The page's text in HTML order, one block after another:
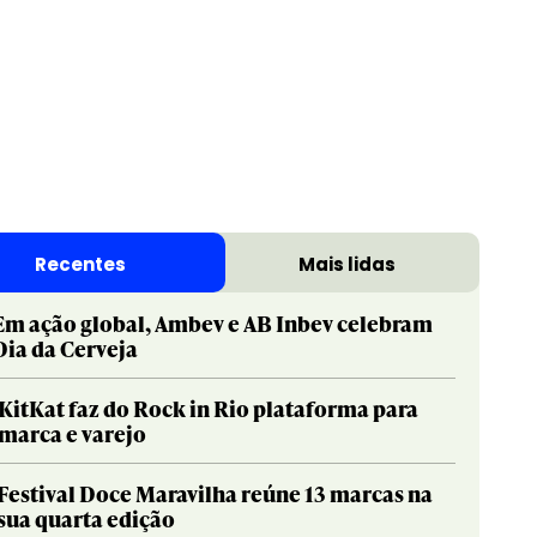
Social & Creator
Sustainable Development Goals
Titanium
PR
Social & Creator
Recentes Mais lidas
ação global, Ambev e AB Inbev celebram
da Cerveja
faz do Rock in Rio plataforma para
e varejo
Doce Maravilha reúne 13 marcas na
quarta edição